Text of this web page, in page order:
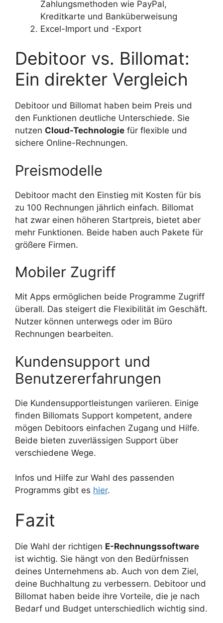
Zahlungsmethoden wie PayPal,
Kreditkarte und Banküberweisung
Excel-Import und -Export
Debitoor vs. Billomat:
Ein direkter Vergleich
Debitoor und Billomat haben beim Preis und
den Funktionen deutliche Unterschiede. Sie
nutzen Cloud-Technologie für flexible und
sichere Online-Rechnungen.
Preismodelle
Debitoor macht den Einstieg mit Kosten für bis
zu 100 Rechnungen jährlich einfach. Billomat
hat zwar einen höheren Startpreis, bietet aber
mehr Funktionen. Beide haben auch Pakete für
größere Firmen.
Mobiler Zugriff
Mit Apps ermöglichen beide Programme Zugriff
überall. Das steigert die Flexibilität im Geschäft.
Nutzer können unterwegs oder im Büro
Rechnungen bearbeiten.
Kundensupport und
Benutzererfahrungen
Die Kundensupportleistungen variieren. Einige
finden Billomats Support kompetent, andere
mögen Debitoors einfachen Zugang und Hilfe.
Beide bieten zuverlässigen Support über
verschiedene Wege.
Infos und Hilfe zur Wahl des passenden
Programms gibt es hier.
Fazit
Die Wahl der richtigen E-Rechnungssoftware
ist wichtig. Sie hängt von den Bedürfnissen
deines Unternehmens ab. Auch von dem Ziel,
deine Buchhaltung zu verbessern. Debitoor und
Billomat haben beide ihre Vorteile, die je nach
Bedarf und Budget unterschiedlich wichtig sind.